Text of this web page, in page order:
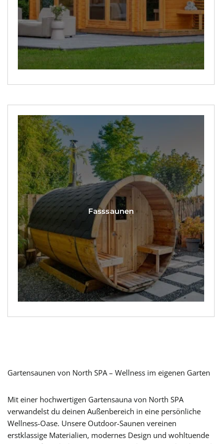
Fasssaunen
Gartensaunen von North SPA – Wellness im eigenen Garten
Mit einer hochwertigen Gartensauna von North SPA
verwandelst du deinen Außenbereich in eine persönliche
Wellness-Oase. Unsere Outdoor-Saunen vereinen
erstklassige Materialien, modernes Design und wohltuende